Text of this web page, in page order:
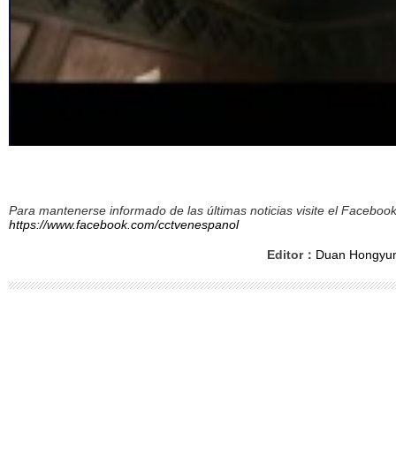
Para mantenerse informado de las últimas noticias visite el
https://www.facebook.com/cctvenespanol
Editor： Duan